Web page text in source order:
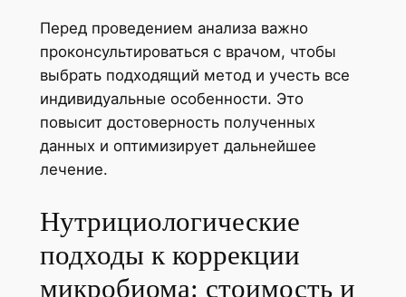
Перед проведением анализа важно
проконсультироваться с врачом, чтобы
выбрать подходящий метод и учесть все
индивидуальные особенности. Это
повысит достоверность полученных
данных и оптимизирует дальнейшее
лечение.
Нутрициологические
подходы к коррекции
микробиома: стоимость и